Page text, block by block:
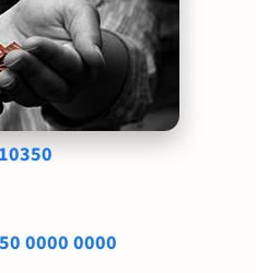
0000 0000